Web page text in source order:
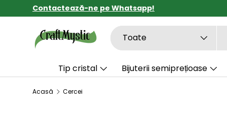
SARI LA CONȚINUT
Contactează-ne pe Whatsapp!
Căutare
Tipul de produs
Toate
Tip cristal Bijuterii semiprețioase
Acasă Cercei